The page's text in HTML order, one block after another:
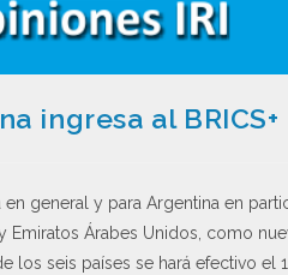
ingresa al BRICS+
general y para Argentina en
Emiratos Árabes Unidos, como
los seis países se hará efectivo